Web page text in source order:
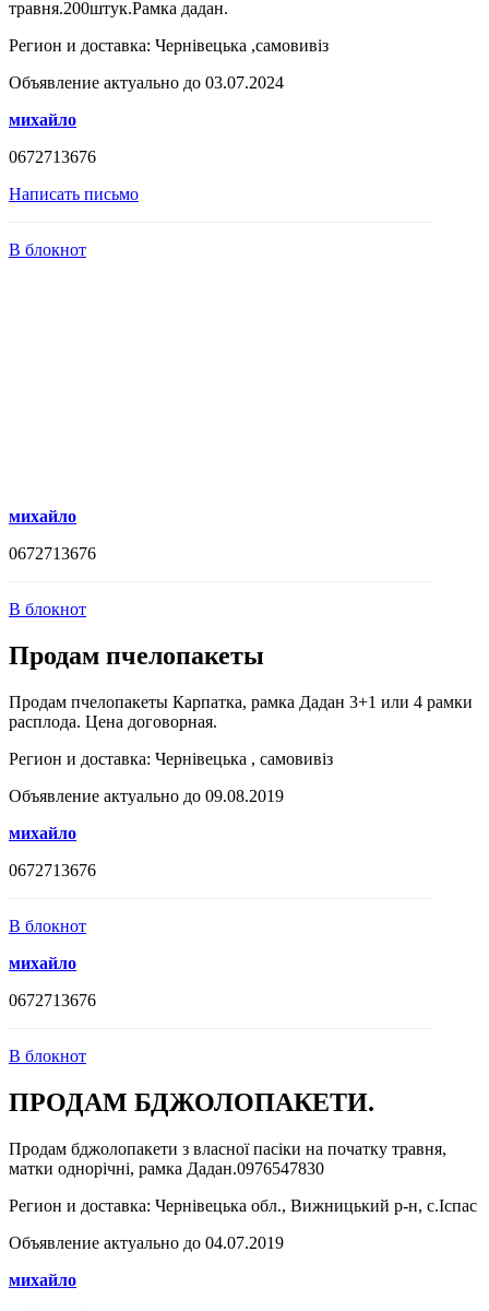
травня.200штук.Рамка дадан.
Регион и доставка: Чернівецька ,самовивіз
Объявление актуально до 03.07.2024
михайло
0672713676
Написать письмо
В блокнот
михайло
0672713676
В блокнот
Продам пчелопакеты
Продам пчелопакеты Карпатка, рамка Дадан 3+1 или 4 рамки
расплода. Цена договорная.
Регион и доставка: Чернівецька , самовивіз
Объявление актуально до 09.08.2019
михайло
0672713676
В блокнот
михайло
0672713676
В блокнот
ПРОДАМ БДЖОЛОПАКЕТИ.
Продам бджолопакети з власної пасіки на початку травня,
матки однорічні, рамка Дадан.0976547830
Регион и доставка: Чернівецька обл., Вижницький р-н, с.Іспас
Объявление актуально до 04.07.2019
михайло